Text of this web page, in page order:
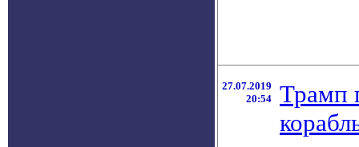
27.07.2019
20:54
Трамп